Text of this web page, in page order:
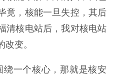
竟，核能一旦失控，其后
清核电站后，我对核电站
变。
绕一个核心，那就是核安